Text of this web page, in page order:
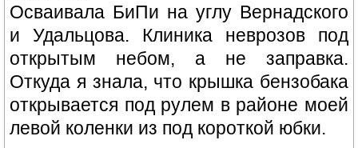
Осваивала БиПи на углу Вернадского
и Удальцова. Клиника неврозов под
открытым небом, а не заправка.
Откуда я знала, что крышка бензобака
открывается под рулем в районе моей
левой коленки из под короткой юбки.